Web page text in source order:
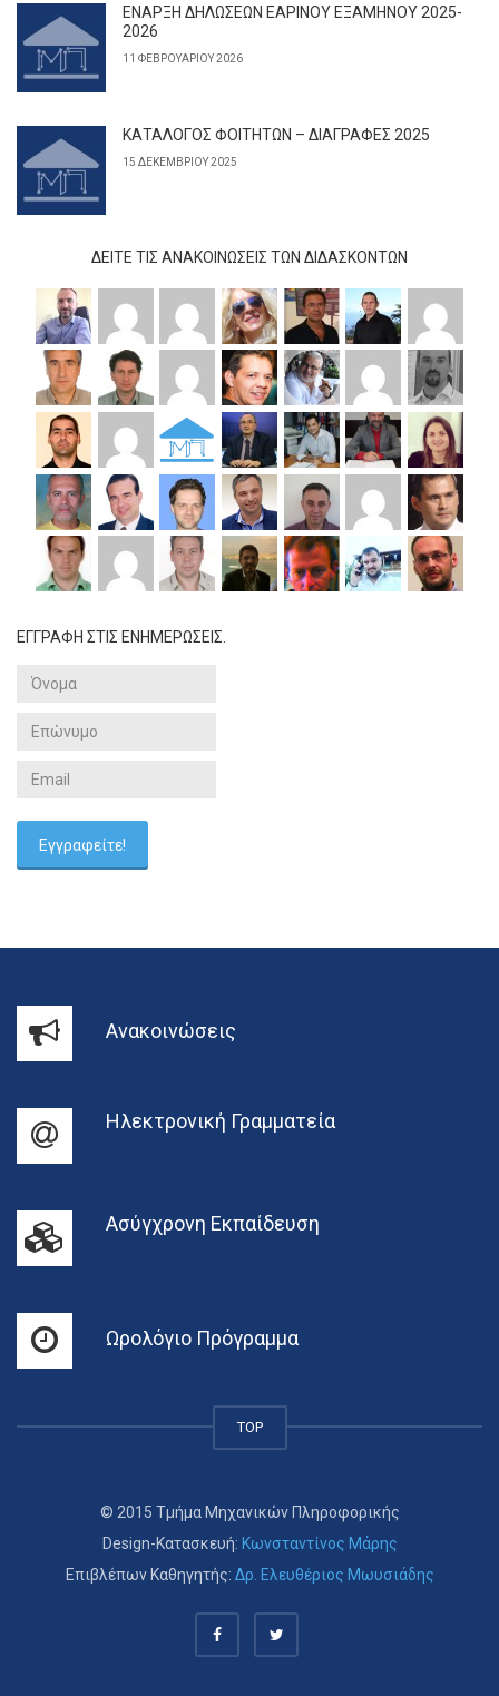
ΕΝΑΡΞΗ ΔΗΛΩΣΕΩΝ ΕΑΡΙΝΟΥ ΕΞΑΜΗΝΟΥ 2025-
2026
11 ΦΕΒΡΟΥΑΡΊΟΥ 2026
ΚΑΤΑΛΟΓΟΣ ΦΟΙΤΗΤΩΝ – ΔΙΑΓΡΑΦΕΣ 2025
15 ΔΕΚΕΜΒΡΊΟΥ 2025
ΔΕΊΤΕ ΤΙΣ ΑΝΑΚΟΙΝΏΣΕΙΣ ΤΩΝ ΔΙΔΆΣΚΟΝΤΩΝ
ΕΓΓΡΑΦΗ ΣΤΙΣ ΕΝΗΜΕΡΩΣΕΙΣ.
Ανακοινώσεις
Ηλεκτρονική Γραμματεία
Ασύγχρονη Εκπαίδευση
Ωρολόγιο Πρόγραμμα
TOP
© 2015 Τμήμα Μηχανικών Πληροφορικής
Design-Κατασκευή: Κωνσταντίνος Μάρης
Επιβλέπων Καθηγητής: Δρ. Ελευθέριος Μωυσιάδης